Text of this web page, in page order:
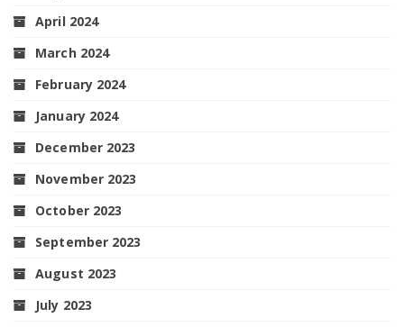
April 2024
March 2024
February 2024
January 2024
December 2023
November 2023
October 2023
September 2023
August 2023
July 2023